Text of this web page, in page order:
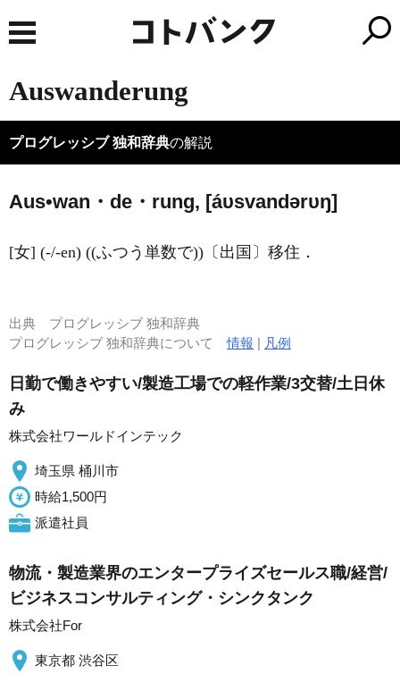
Auswanderung
プログレッシブ 独和辞典の解説
Aus•wan・de・rung, [áυsvandərυŋ]
[女] (-/-en) ((ふつう単数で))〔出国〕移住．
出典 プログレッシブ 独和辞典
プログレッシブ 独和辞典について情報 | 凡例
日勤で働きやすい/製造工場での軽作業/3交替/土日休
み
株式会社ワールドインテック
埼玉県 桶川市
時給1,500円
派遣社員
物流・製造業界のエンタープライズセールス職/経営/
ビジネスコンサルティング・シンクタンク
株式会社For
東京都 渋谷区